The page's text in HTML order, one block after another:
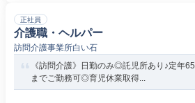
正社員
介護職・ヘルパー
訪問介護事業所白い石
《訪問介護》日勤のみ◎託児所あり♪定年
までご勤務可◎育児休業取得...